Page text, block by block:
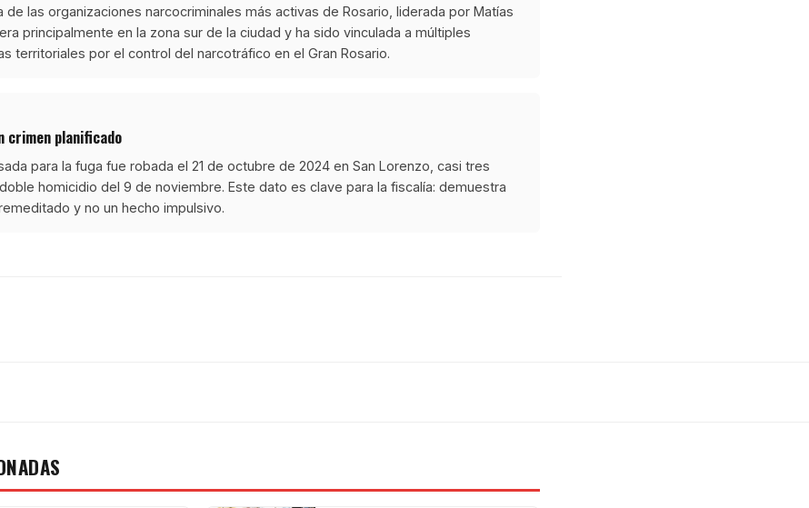
de las organizaciones narcocriminales más activas de Rosario, liderada por Matías
principalmente en la zona sur de la ciudad y ha sido vinculada a múltiples
territoriales por el control del narcotráfico en el Gran Rosario.
crimen planificado
para la fuga fue robada el 21 de octubre de 2024 en San Lorenzo, casi tres
homicidio del 9 de noviembre. Este dato es clave para la fiscalía: demuestra
y no un hecho impulsivo.